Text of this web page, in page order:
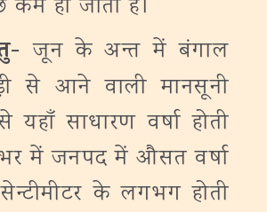
कम हो जाती है।
जून के अन्त में बंगाल
से आने वाली मानसूनी
साधारण वर्षा होती
भर में जनपद में औसत वर्षा
के लगभग होती